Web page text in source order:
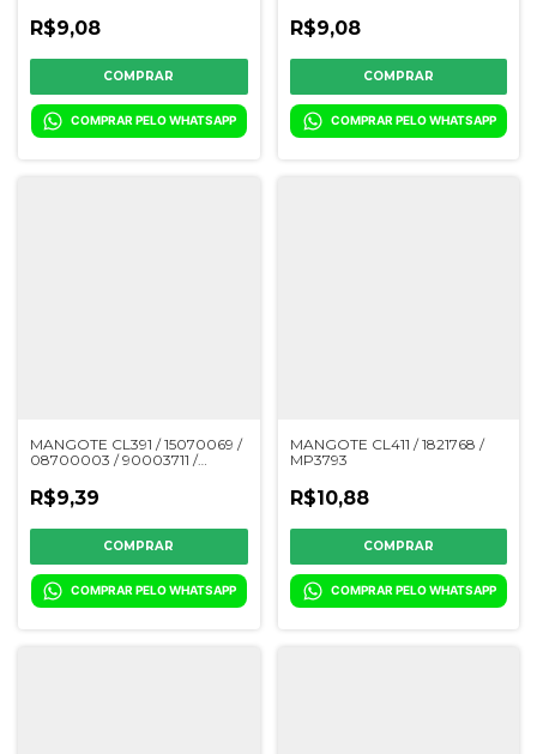
MP3484 / 61174150 /
0503015268 / YC079502
R$9,08
COMPRAR PELO WHATSAPP
56060003
R$9,08
COMPRAR PELO WHATSAPP
MANGOTE CL391 / 15070069 /
08700003 / 90003711 /
YC079501 / 61174149
R$9,39
COMPRAR PELO WHATSAPP
MANGOTE CL411 / 1821768 /
MP3793
R$10,88
COMPRAR PELO WHATSAPP